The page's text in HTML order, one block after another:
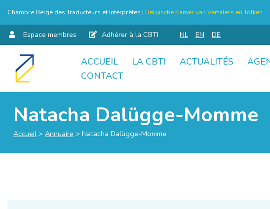
Chambre Belge des Traducteurs et Interprètes | Belgische Kamer van Vertalers en Tolken
Espace membres Adhérer à la CBTI NL EN DE
Aller
ACCUEIL LA CBTI ACTUALITÉS
CONTACT
Natacha Dalügge-Momme
Accueil > Annuaire > Natacha Dalügge-Momme